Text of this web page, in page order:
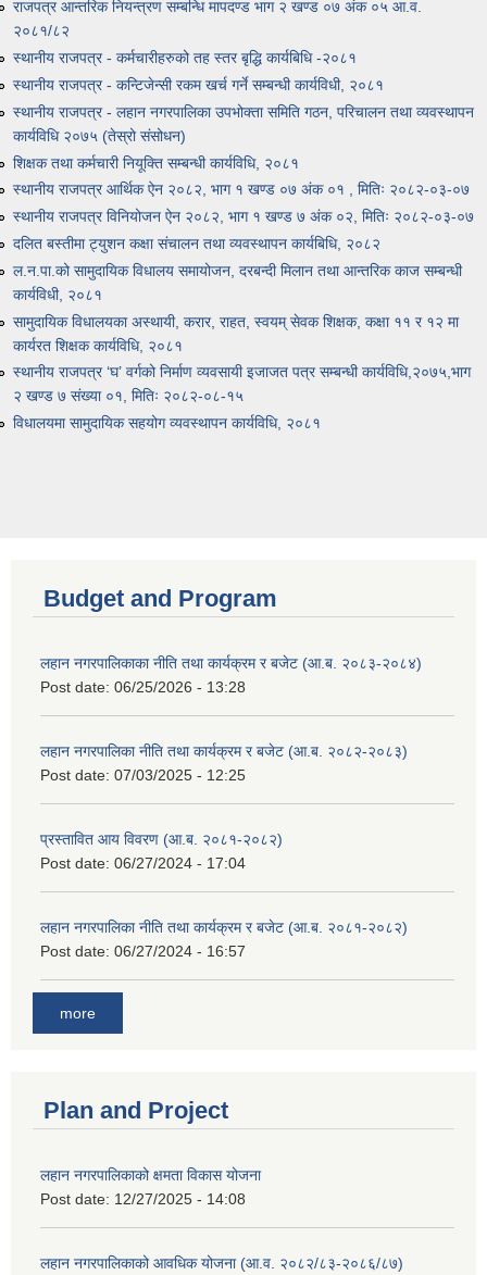
राजपत्र आन्तरिक नियन्त्रण सम्बन्धि मापदण्ड भाग २ खण्ड ०७ अंक ०५ आ.व.
२०८१/८२
स्थानीय राजपत्र - कर्मचारीहरुको तह स्तर बृद्धि कार्यबिधि -२०८१
स्थानीय राजपत्र - कन्टिजेन्सी रकम खर्च गर्ने सम्बन्धी कार्यविधी, २०८१
स्थानीय राजपत्र - लहान नगरपालिका उपभोक्ता समिति गठन, परिचालन तथा व्यवस्थापन
कार्यविधि २०७५ (तेस्रो संसोधन)
शिक्षक तथा कर्मचारी नियूक्ति सम्बन्धी कार्यविधि, २०८१
स्थानीय राजपत्र आर्थिक ऐन २०८२, भाग १ खण्ड ०७ अंक ०१ , मितिः २०८२-०३-०७
स्थानीय राजपत्र विनियोजन ऐन २०८२, भाग १ खण्ड ७ अंक ०२, मितिः २०८२-०३-०७
दलित बस्तीमा ट्युशन कक्षा संचालन तथा व्यवस्थापन कार्यबिधि, २०८२
ल.न.पा.को सामुदायिक विधालय समायोजन, दरबन्दी मिलान तथा आन्तरिक काज सम्बन्धी
कार्यविधी, २०८१
सामुदायिक विधालयका अस्थायी, करार, राहत, स्वयम् सेवक शिक्षक, कक्षा ११ र १२ मा
कार्यरत शिक्षक कार्यविधि, २०८१
स्थानीय राजपत्र ‘घ’ वर्गको निर्माण व्यवसायी इजाजत पत्र सम्बन्धी कार्यविधि,२०७५,भाग
२ खण्ड ७ संख्या ०१, मितिः २०८२-०८-१५
विधालयमा सामुदायिक सहयोग व्यवस्थापन कार्यविधि, २०८१
Budget and Program
लहान नगरपालिकाका नीति तथा कार्यक्रम र बजेट (आ.ब. २०८३-२०८४)
Post date: 06/25/2026 - 13:28
लहान नगरपालिका नीति तथा कार्यक्रम र बजेट (आ.ब. २०८२-२०८३)
Post date: 07/03/2025 - 12:25
प्रस्तावित आय विवरण (आ.ब. २०८१-२०८२)
Post date: 06/27/2024 - 17:04
लहान नगरपालिका नीति तथा कार्यक्रम र बजेट (आ.ब. २०८१-२०८२)
Post date: 06/27/2024 - 16:57
more
Plan and Project
लहान नगरपालिकाको क्षमता विकास योजना
Post date: 12/27/2025 - 14:08
लहान नगरपालिकाको आवधिक योजना (आ.व. २०८२/८३-२०८६/८७)